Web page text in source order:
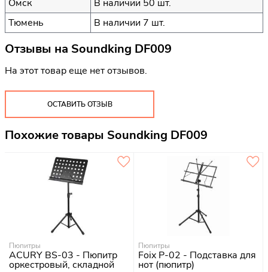
Омск
В наличии 50 шт.
Тюмень
В наличии 7 шт.
Отзывы на Soundking DF009
На этот товар еще нет отзывов.
ОСТАВИТЬ ОТЗЫВ
Похожие товары Soundking DF009
Пюпитры
ACURY BS-03 - Пюпитр
оркестровый, складной
Пюпитры
Foix P-02 - Подставка для
нот (пюпитр)